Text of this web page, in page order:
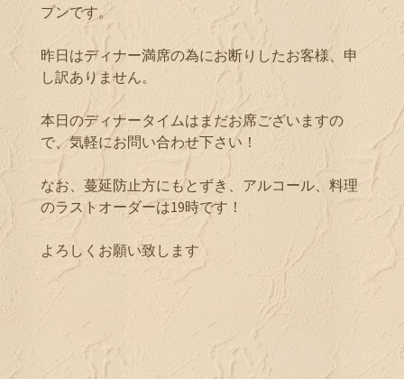
プンです。
昨日はディナー満席の為にお断りしたお客様、申
し訳ありません。
本日のディナータイムはまだお席ございますの
で、気軽にお問い合わせ下さい！
なお、蔓延防止方にもとずき、アルコール、料理
のラストオーダーは19時です！
よろしくお願い致します